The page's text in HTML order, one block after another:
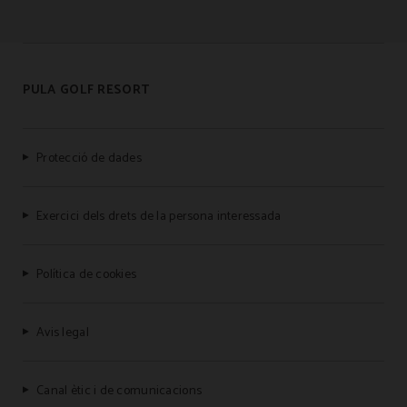
PULA GOLF RESORT
Protecció de dades
Exercici dels drets de la persona interessada
Política de cookies
Avis legal
Canal ètic i de comunicacions